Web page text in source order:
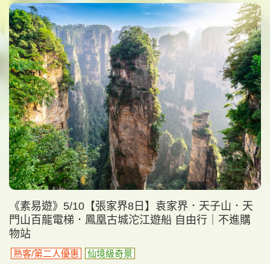
《素易遊》5/10【張家界8日】袁家界．天子山．天
門山百龍電梯．鳳凰古城沱江遊船 自由行｜不進購
物站
熟客/第二人優惠 仙境級奇景